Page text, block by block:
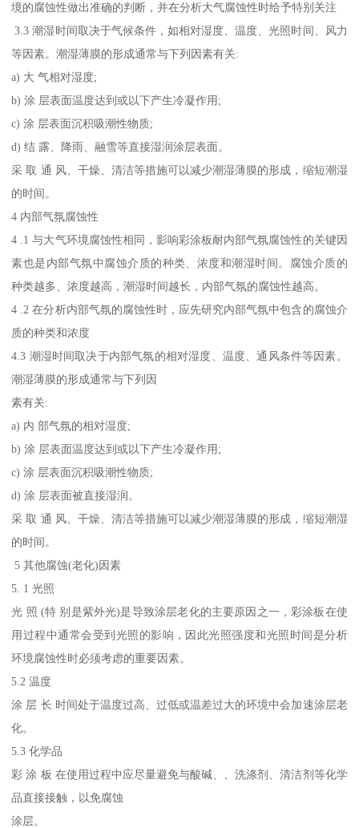
境的腐蚀性做出准确的判断，并在分析大气腐蚀性时给予特别关注
3.3 潮湿时间取决于气候条件，如相对湿度、温度、光照时间、风力
等因素。潮湿薄膜的形成通常与下列因素有关:
a) 大 气相对湿度;
b) 涂 层表面温度达到或以下产生冷凝作用;
c) 涂 层表面沉积吸潮性物质;
d) 结 露、降雨、融雪等直接湿润涂层表面。
采 取 通 风、干燥、清洁等措施可以减少潮湿薄膜的形成，缩短潮湿
的时间。
4 内部气氛腐蚀性
4 .1 与大气环境腐蚀性相同，影响彩涂板耐内部气氛腐蚀性的关键因
素也是内部气氛中腐蚀介质的种类、浓度和潮湿时间。腐蚀介质的
种类越多、浓度越高，潮湿时间越长，内部气氛的腐蚀性越高。
4 .2 在分析内部气氛的腐蚀性时，应先研究内部气氛中包含的腐蚀介
质的种类和浓度
4.3 潮湿时间取决于内部气氛的相对湿度、温度、通风条件等因素。
潮湿薄膜的形成通常与下列因
素有关:
a) 内 部气氛的相对湿度;
b) 涂 层表面温度达到或以下产生冷凝作用;
c) 涂 层表面沉积吸潮性物质;
d) 涂 层表面被直接湿润。
采 取 通 风、干燥、清洁等措施可以减少潮湿薄膜的形成，缩短潮湿
的时间。
5 其他腐蚀(老化)因素
5. 1 光照
光 照 (特 别是紫外光)是导致涂层老化的主要原因之一，彩涂板在使
用过程中通常会受到光照的影响，因此光照强度和光照时间是分析
环境腐蚀性时必须考虑的重要因素。
5.2 温度
涂 层 长 时间处于温度过高、过低或温差过大的环境中会加速涂层老
化。
5.3 化学品
彩 涂 板 在使用过程中应尽量避免与酸碱、、洗涤剂、清洁剂等化学
品直接接触，以免腐蚀
涂层。